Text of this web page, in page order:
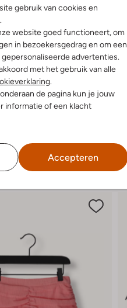
gebruik van cookies en
website goed functioneert, om
in bezoekersgedrag en om een
advertenties.
met het gebruik van alle
.
de pagina kun je jouw
informatie of een klacht
Accepteren
Gewone chemische reiniging
Niet bleken